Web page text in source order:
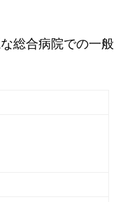
総合病院での一般